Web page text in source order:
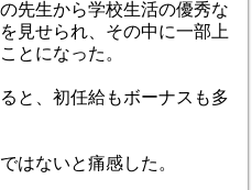
先生から学校生活の優秀な
見せられ、その中に一部上
とになった。
と、初任給もボーナスも多
はないと痛感した。